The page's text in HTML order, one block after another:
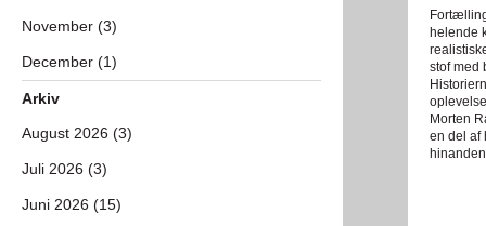
helende
stof med
Morten
en del af
November (3)
December (1)
Arkiv
August 2026 (3)
Juli 2026 (3)
Juni 2026 (15)